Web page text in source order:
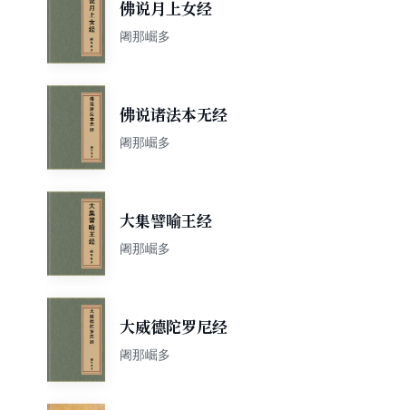
佛说月上女经
阇那崛多
佛说诸法本无经
阇那崛多
大集譬喻王经
阇那崛多
大威德陀罗尼经
阇那崛多